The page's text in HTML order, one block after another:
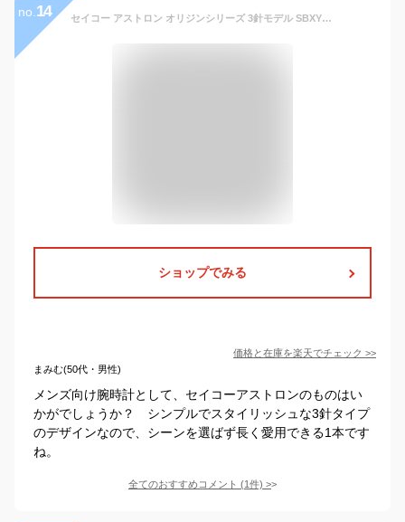
no. 14 セイコー アストロン オリジンシリーズ 3針モデル SBXY033 ブラック メンズ 腕時計 ソーラー電波 チタン シルバー 日本製
ショップでみる
価格と在庫を楽天でチェック >>
まみむ(50代・男性)
メンズ向け腕時計として、セイコーアストロンのものはい
かがでしょうか？ シンプルでスタイリッシュな3針タイプ
のデザインなので、シーンを選ばず長く愛用できる1本です
ね。
全てのおすすめコメント (1件) >